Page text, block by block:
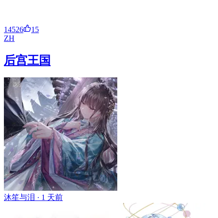
14526
15
ZH
后宫王国
沐笙与泪 · 1 天前